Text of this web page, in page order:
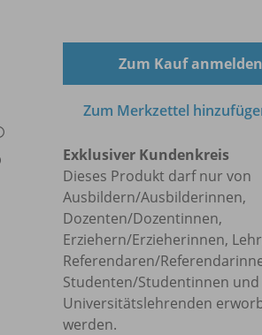
Zum Kauf anmelden
Zum Merkzettel
Exklusiver Kundenkreis
Dieses Produkt darf nur von
Ausbildern/Ausbilderinnen,
Dozenten/Dozentinnen,
Erziehern/Erzieherinnen,
Referendaren/
Studenten/Studentinnen und
Universitätslehrenden
werden.